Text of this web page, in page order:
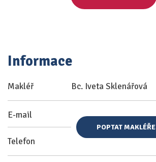
Informace
Makléř Bc. Iveta Sklenářová
E-mail
Telefon
POPTAT MAKLÉŘE